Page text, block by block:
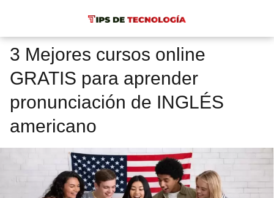
3 Mejores cursos online
GRATIS para aprender
pronunciación de INGLÉS
americano